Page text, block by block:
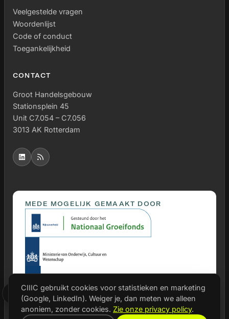
Veelgestelde vragen
Woordenlijst
Code of conduct
Toegankelijkheid
CONTACT
Groot Handelsgebouw
Stationsplein 45
Unit C7.054 – C7.056
3013 AK Rotterdam
MEDE MOGELIJK GEMAAKT DOOR
PARTNERS
CIIIC gebruikt cookies voor statistieken en marketing
(Google, LinkedIn). Weiger je, dan meten we alleen
anoniem, zonder cookies. Zie onze privacy policy.